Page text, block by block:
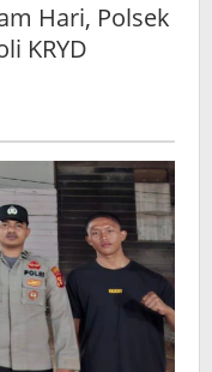
Polsek
Bengalon
Hari, Polsek
KRYD